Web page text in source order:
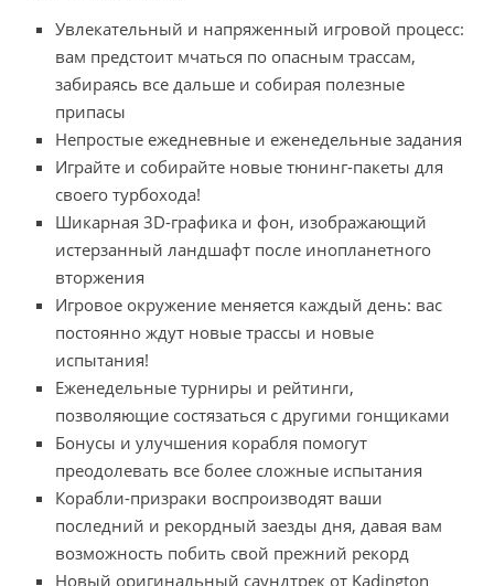
Увлекательный и напряженный игровой процесс:
вам предстоит мчаться по опасным трассам,
забираясь все дальше и собирая полезные
припасы
Непростые ежедневные и еженедельные задания
Играйте и собирайте новые тюнинг-пакеты для
своего турбохода!
Шикарная 3D-графика и фон, изображающий
истерзанный ландшафт после инопланетного
вторжения
Игровое окружение меняется каждый день: вас
постоянно ждут новые трассы и новые
испытания!
Еженедельные турниры и рейтинги,
позволяющие состязаться с другими гонщиками
Бонусы и улучшения корабля помогут
преодолевать все более сложные испытания
Корабли-призраки воспроизводят ваши
последний и рекордный заезды дня, давая вам
возможность побить свой прежний рекорд
Новый оригинальный саундтрек от Kadington